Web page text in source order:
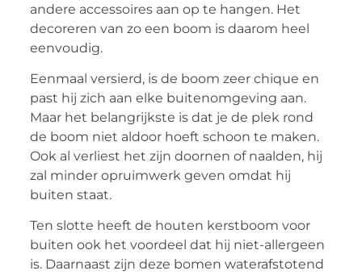
andere accessoires aan op te hangen. Het
decoreren van zo een boom is daarom heel
eenvoudig.
Eenmaal versierd, is de boom zeer chique en
past hij zich aan elke buitenomgeving aan.
Maar het belangrijkste is dat je de plek rond
de boom niet aldoor hoeft schoon te maken.
Ook al verliest het zijn doornen of naalden, hij
zal minder opruimwerk geven omdat hij
buiten staat.
Ten slotte heeft de houten kerstboom voor
buiten ook het voordeel dat hij niet-allergeen
is. Daarnaast zijn deze bomen waterafstotend